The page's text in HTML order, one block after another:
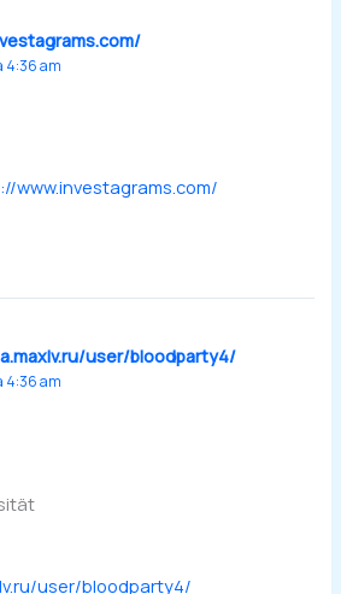
4:36 am
www.investagrams.com/
user/bloodparty4/
4:36 am
user/bloodparty4/